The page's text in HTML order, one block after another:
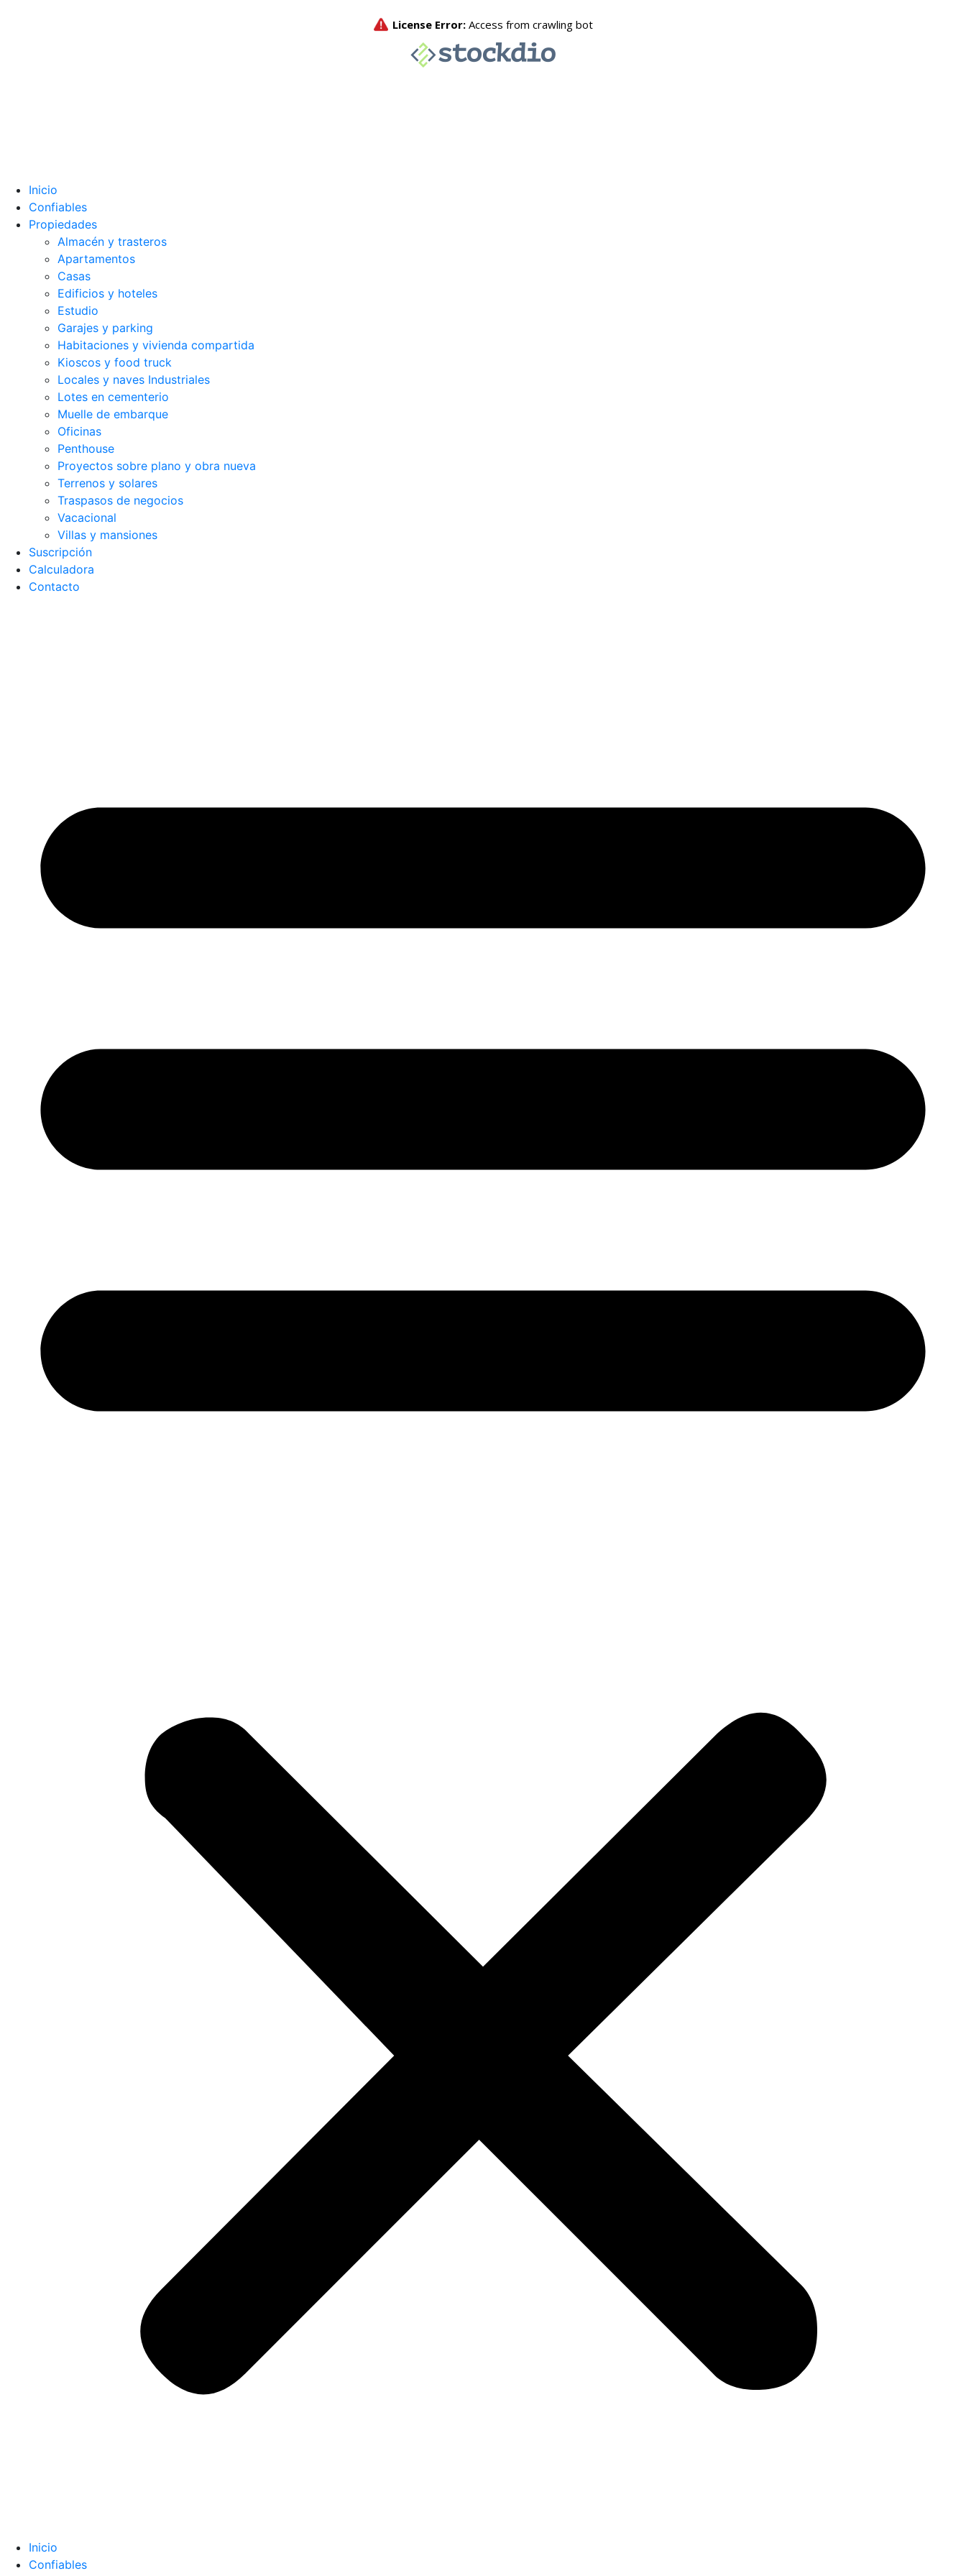
Inicio
Confiables
Propiedades
Almacén y trasteros
Apartamentos
Casas
Edificios y hoteles
Estudio
Garajes y parking
Habitaciones y vivienda compartida
Kioscos y food truck
Locales y naves Industriales
Lotes en cementerio
Muelle de embarque
Oficinas
Penthouse
Proyectos sobre plano y obra nueva
Terrenos y solares
Traspasos de negocios
Vacacional
Villas y mansiones
Suscripción
Calculadora
Contacto
Inicio
Confiables